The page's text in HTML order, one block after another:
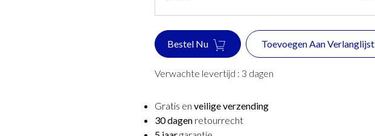
Bestel Nu Toevoegen Aan Verlanglijst
Verwachte levertijd : 3 dagen
Gratis en veilige verzending
30 dagen retourrecht